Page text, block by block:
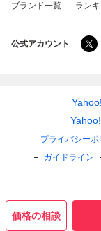
価格の相談
ブランド一覧 ラン
公式アカウント
プライバシーポ
ガイドライン